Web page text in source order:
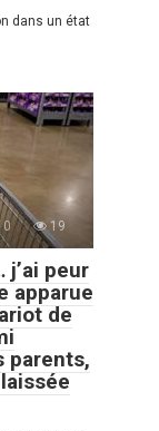
dans un état
0 19
j’ai peur
apparue
de
parents,
laissée